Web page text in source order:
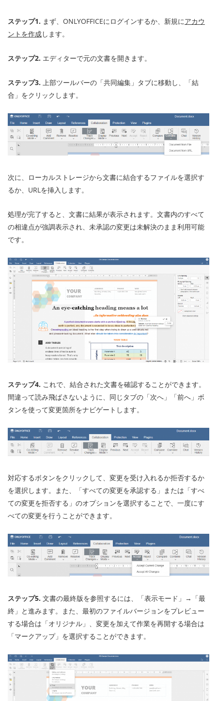
ステップ1. まず、ONLYOFFICEにログインするか、新規にアカウ
ントを作成します。
ステップ2. エディターで元の文書を開きます。
ステップ3. 上部ツールバーの「共同編集」タブに移動し、「結
合」をクリックします。
次に、ローカルストレージから文書に結合するファイルを選択す
るか、URLを挿入します。
処理が完了すると、文書に結果が表示されます。文書内のすべて
の相違点が強調表示され、未承認の変更は未解決のまま利用可能
です。
ステップ4. これで、結合された文書を確認することができます。
間違って読み飛ばさないように、同じタブの「次へ」「前へ」ボ
タンを使って変更箇所をナビゲートします。
対応するボタンをクリックして、変更を受け入れるか拒否するか
を選択します。また、「すべての変更を承認する」または「すべ
ての変更を拒否する」のオプションを選択することで、一度にす
べての変更を行うことができます。
ステップ5. 文書の最終版を参照するには、「表示モード」→「最
終」と進みます。また、最初のファイルバージョンをプレビュー
する場合は「オリジナル」、変更を加えて作業を再開する場合は
「マークアップ」を選択することができます。